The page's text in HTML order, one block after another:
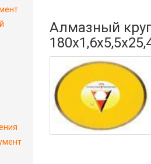
Алмазный